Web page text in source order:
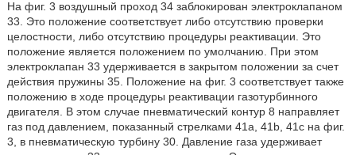
На фиг. 3 воздушный проход 34 заблокирован электроклапаном
33. Это положение соответствует либо отсутствию проверки
целостности, либо отсутствию процедуры реактивации. Это
положение является положением по умолчанию. При этом
электроклапан 33 удерживается в закрытом положении за счет
действия пружины 35. Положение на фиг. 3 соответствует также
положению в ходе процедуры реактивации газотурбинного
двигателя. В этом случае пневматический контур 8 направляет
газ под давлением, показанный стрелками 41а, 41b, 41с на фиг.
3, в пневматическую турбину 30. Давление газа удерживает